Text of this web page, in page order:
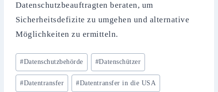
Datenschutzbeauftragten beraten, um
Sicherheitsdefizite zu umgehen und alternative
Möglichkeiten zu ermitteln.
Schlagworte:
#Datenschutzbehörde #Datenschützer
#Datentransfer #Datentransfer in die USA